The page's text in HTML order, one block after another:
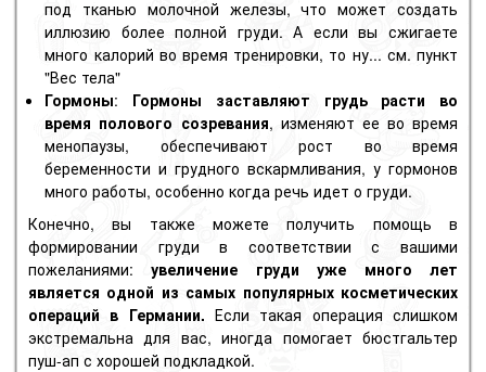
под тканью молочной железы, что может создать
иллюзию более полной груди. А если вы сжигаете
много калорий во время тренировки, то ну... см. пункт
"Вес тела"
Гормоны: Гормоны заставляют грудь расти во
время полового созревания, изменяют ее во время
менопаузы, обеспечивают рост во время
беременности и грудного вскармливания, у гормонов
много работы, особенно когда речь идет о груди.
Конечно, вы также можете получить помощь в
формировании груди в соответствии с вашими
пожеланиями:увеличение груди уже много лет
является одной из самых популярных косметических
операций в Германии. Если такая операция слишком
экстремальна для вас, иногда помогает бюстгальтер
пуш-ап с хорошей подкладкой.